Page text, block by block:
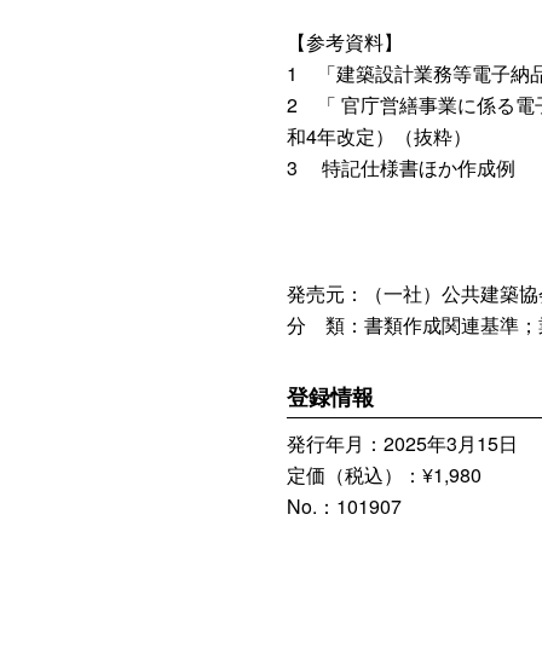
【参考資料】
1 「建築設計業務等電子納
2 「 官庁営繕事業に係る電
和4年改定）（抜粋）
3 特記仕様書ほか作成例
発売元：（一社）公共建築
分 類：書類作成関連基準；
登録情報
発行年月：2025年3月15日
定価（税込）：¥1,980
No.：101907